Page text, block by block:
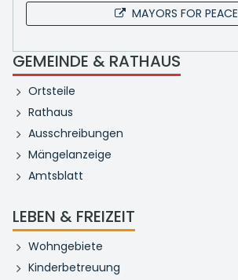
MAYORS FOR PEACE
GEMEINDE & RATHAUS
Ortsteile
Rathaus
Ausschreibungen
Mängelanzeige
Amtsblatt
LEBEN & FREIZEIT
Wohngebiete
Kinderbetreuung